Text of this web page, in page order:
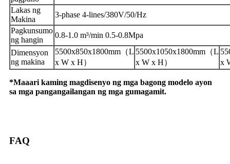
Lakas ng
Makina
3-phase 4-lines/380V/50/Hz
Pagkunsumo
ng hangin
0.8-1.0 m³/min 0.5-0.8Mpa
Dimensyon
ng makina
5500x850x1800mm（L
x W x H）
5500x1050x1800mm（L
x W x H）
x
*Maaari kaming magdisenyo ng mga bagong modelo ayon
sa mga pangangailangan ng mga gumagamit.
FAQ